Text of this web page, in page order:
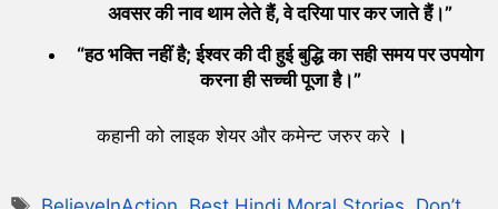
अवसर की नाव थाम लेते हैं,वे दरिया पार कर जाते हैं।”
“हठ भक्ति नहीं है;ईश्वर की दी हुई बुद्धि का सही समय पर उपयोग
करना ही सच्ची पूजा है।”
कहानी को लाइक शेयर और कमेन्ट जरुर करे ।